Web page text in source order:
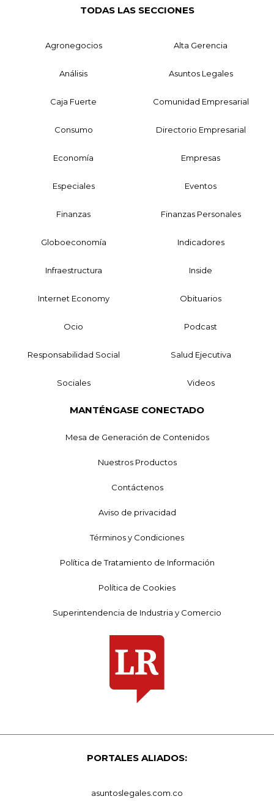
TODAS LAS SECCIONES
Agronegocios Alta Gerencia
Análisis Asuntos Legales
Caja Fuerte Comunidad Empresarial
Consumo Directorio Empresarial
Economía Empresas
Especiales Eventos
Finanzas Finanzas Personales
Globoeconomía Indicadores
Infraestructura Inside
Internet Economy Obituarios
Ocio Podcast
Responsabilidad Social Salud Ejecutiva
Sociales Videos
MANTÉNGASE CONECTADO
Mesa de Generación de Contenidos
Nuestros Productos
Contáctenos
Aviso de privacidad
Términos y Condiciones
Política de Tratamiento de Información
Política de Cookies
Superintendencia de Industria y Comercio
PORTALES ALIADOS:
asuntoslegales.com.co